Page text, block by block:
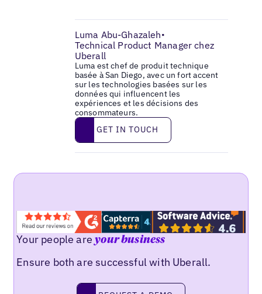
Luma Abu-Ghazaleh•
Technical Product Manager chez
Uberall
Luma est chef de produit technique
basée à San Diego, avec un fort accent
sur les technologies basées sur les
données qui influencent les
expériences et les décisions des
consommateurs.
Get in touch
GET IN TOUCH
Your people areyour business
Ensure both are successful with Uberall.
Request a demo